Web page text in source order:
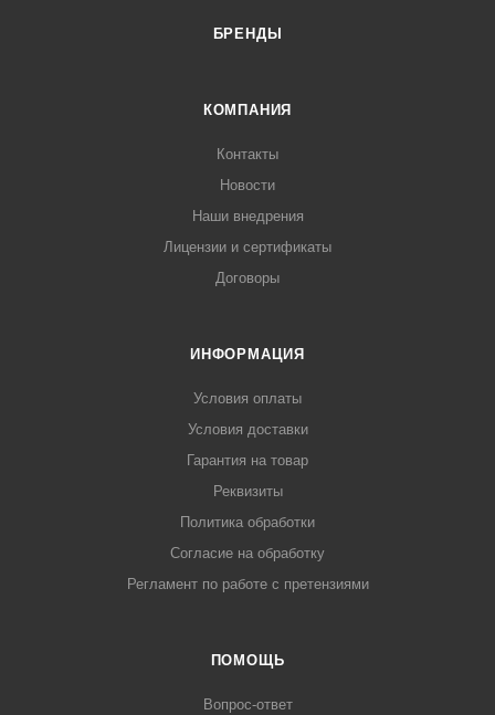
БРЕНДЫ
КОМПАНИЯ
Контакты
Новости
Наши внедрения
Лицензии и сертификаты
Договоры
ИНФОРМАЦИЯ
Условия оплаты
Условия доставки
Гарантия на товар
Реквизиты
Политика обработки
Согласие на обработку
Регламент по работе с претензиями
ПОМОЩЬ
Вопрос-ответ